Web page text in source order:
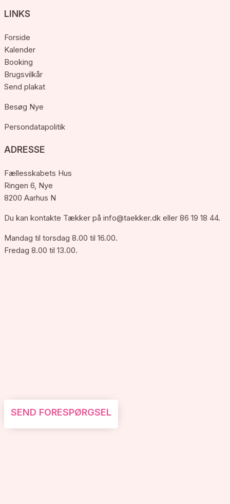
LINKS
Forside
Kalender
Booking
Brugsvilkår
Send plakat
Besøg Nye
Persondatapolitik
ADRESSE
Fællesskabets Hus
Ringen 6, Nye
8200 Aarhus N
Du kan kontakte Tækker på info@taekker.dk eller 86 19 18 44.
Mandag til torsdag 8.00 til 16.00.
Fredag 8.00 til 13.00.
SEND FORESPØRGSEL